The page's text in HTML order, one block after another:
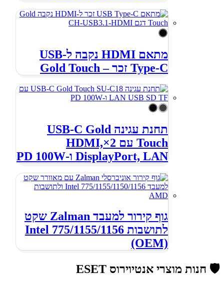
מתאם HDMI נקבה ל-USB
Type-C זכר – Gold Touch
תחנת עגינה USB-C Gold
Touch עם 2×HDMI,
DisplayPort, LAN ו-PD 100W
גוף קירור למעבד Zalman שקט
לתושבות Intel ‎775/1155/1156
(OEM)
🛡️ חנות מוצרי אנטיוירוס ESET